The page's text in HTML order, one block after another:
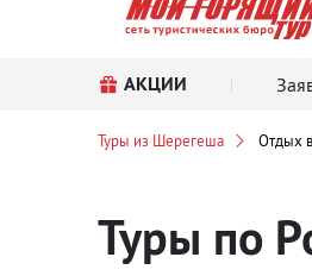
АКЦИИ
Туры из Шерегеша Отдых в
Туры по